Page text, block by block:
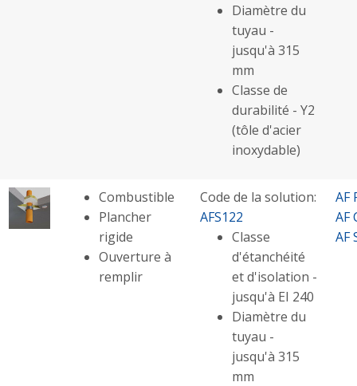
Diamètre du
tuyau -
jusqu'à 315
mm
Classe de
durabilité - Y2
(tôle d'acier
inoxydable)
Combustible
Plancher
rigide
Ouverture à
remplir
Code de la solution:
AFS122
Classe
d'étanchéité
et d'isolation -
jusqu'à EI 240
Diamètre du
tuyau -
jusqu'à 315
mm
AF
AF
AF